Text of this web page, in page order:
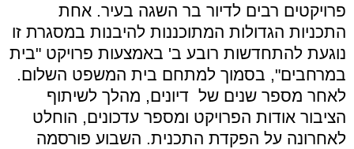
פרויקטים רבים לדיור בר השגה בעיר. אחת
התכניות הגדולות המתוכננות להיבנות במסגרת זו
נוגעת להתחדשות רובע ב' באמצעות פרויקט "בית
במרחבים", בסמוך למתחם בית המשפט השלום.
לאחר מספר שנים של דיונים, מהלך לשיתוף
הציבור אודות הפרויקט ומספר עדכונים, הוחלט
לאחרונה על הפקדת התכנית. השבוע פורסמה